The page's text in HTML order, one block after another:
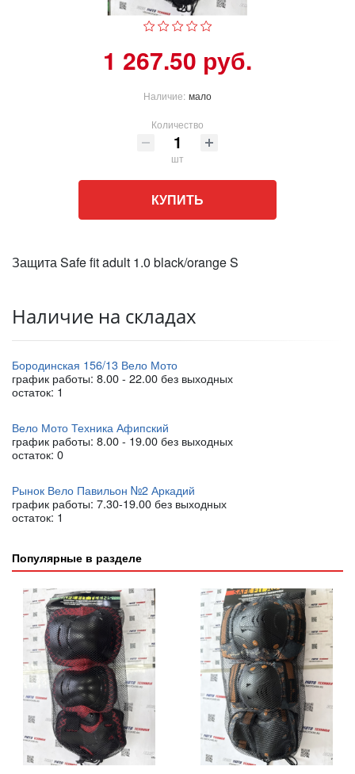
1 267.50 руб.
Наличие: мало
Количество
шт
КУПИТЬ
Защита Safe fit adult 1.0 black/orange S
Наличие на складах
Бородинская 156/13 Вело Мото
график работы: 8.00 - 22.00 без выходных
остаток: 1
Вело Мото Техника Афипский
график работы: 8.00 - 19.00 без выходных
остаток: 0
Рынок Вело Павильон №2 Аркадий
график работы: 7.30-19.00 без выходных
остаток: 1
Популярные в разделе